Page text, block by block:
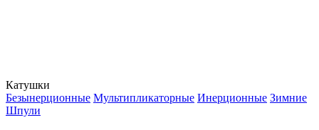
Катушки
Безынерционные Мультипликаторные Инерционные Зимние
Шпули